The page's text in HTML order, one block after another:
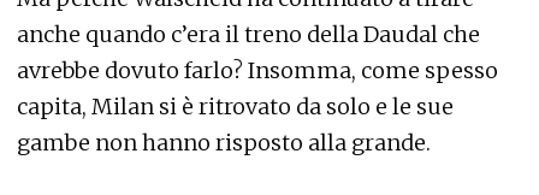
anche quando c’era il treno della Daudal che
avrebbe dovuto farlo? Insomma, come spesso
capita, Milan si è ritrovato da solo e le sue
gambe non hanno risposto alla grande.